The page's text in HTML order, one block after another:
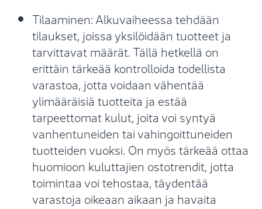
Tilaaminen: Alkuvaiheessa tehdään
tilaukset, joissa yksilöidään tuotteet ja
tarvittavat määrät. Tällä hetkellä on
erittäin tärkeää kontrolloida todellista
varastoa, jotta voidaan vähentää
ylimääräisiä tuotteita ja estää
tarpeettomat kulut, joita voi syntyä
vanhentuneiden tai vahingoittuneiden
tuotteiden vuoksi. On myös tärkeää ottaa
huomioon kuluttajien ostotrendit, jotta
toimintaa voi tehostaa, täydentää
varastoja oikeaan aikaan ja havaita